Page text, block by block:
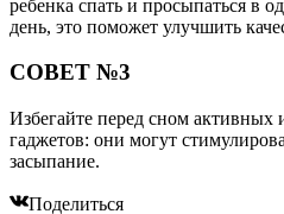
ребенка спать и просыпаться в
день, это поможет улучшить
СОВЕТ №3
Избегайте перед сном активных
гаджетов: они могут
засыпание.
Поделиться